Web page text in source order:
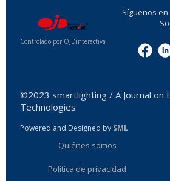
Controlado por OJDinteractiva
Síguenos
©2023 smartlighting / A Journal on
Technologies
Powered and Designed by SML
Quiénes somos
Política de privacidad